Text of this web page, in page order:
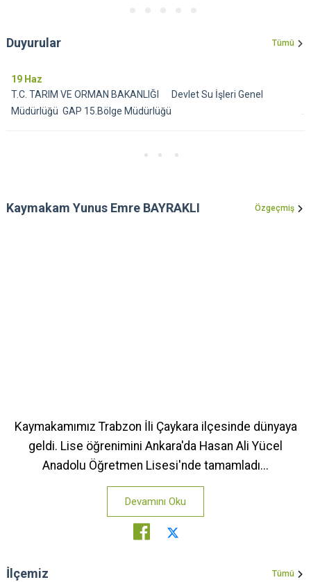
Duyurular Tümü
19 Haz
T.C. TARIM VE ORMAN BAKANLIĞI Devlet Su İşleri Genel
Müdürlüğü GAP 15.Bölge Müdürlüğü
Kaymakam Yunus Emre BAYRAKLI Özgeçmiş
Kaymakamımız Trabzon İli Çaykara ilçesinde dünyaya
geldi. Lise öğrenimini Ankara'da Hasan Ali Yücel
Anadolu Öğretmen Lisesi'nde tamamladı...
Devamını Oku
İlçemiz Tümü